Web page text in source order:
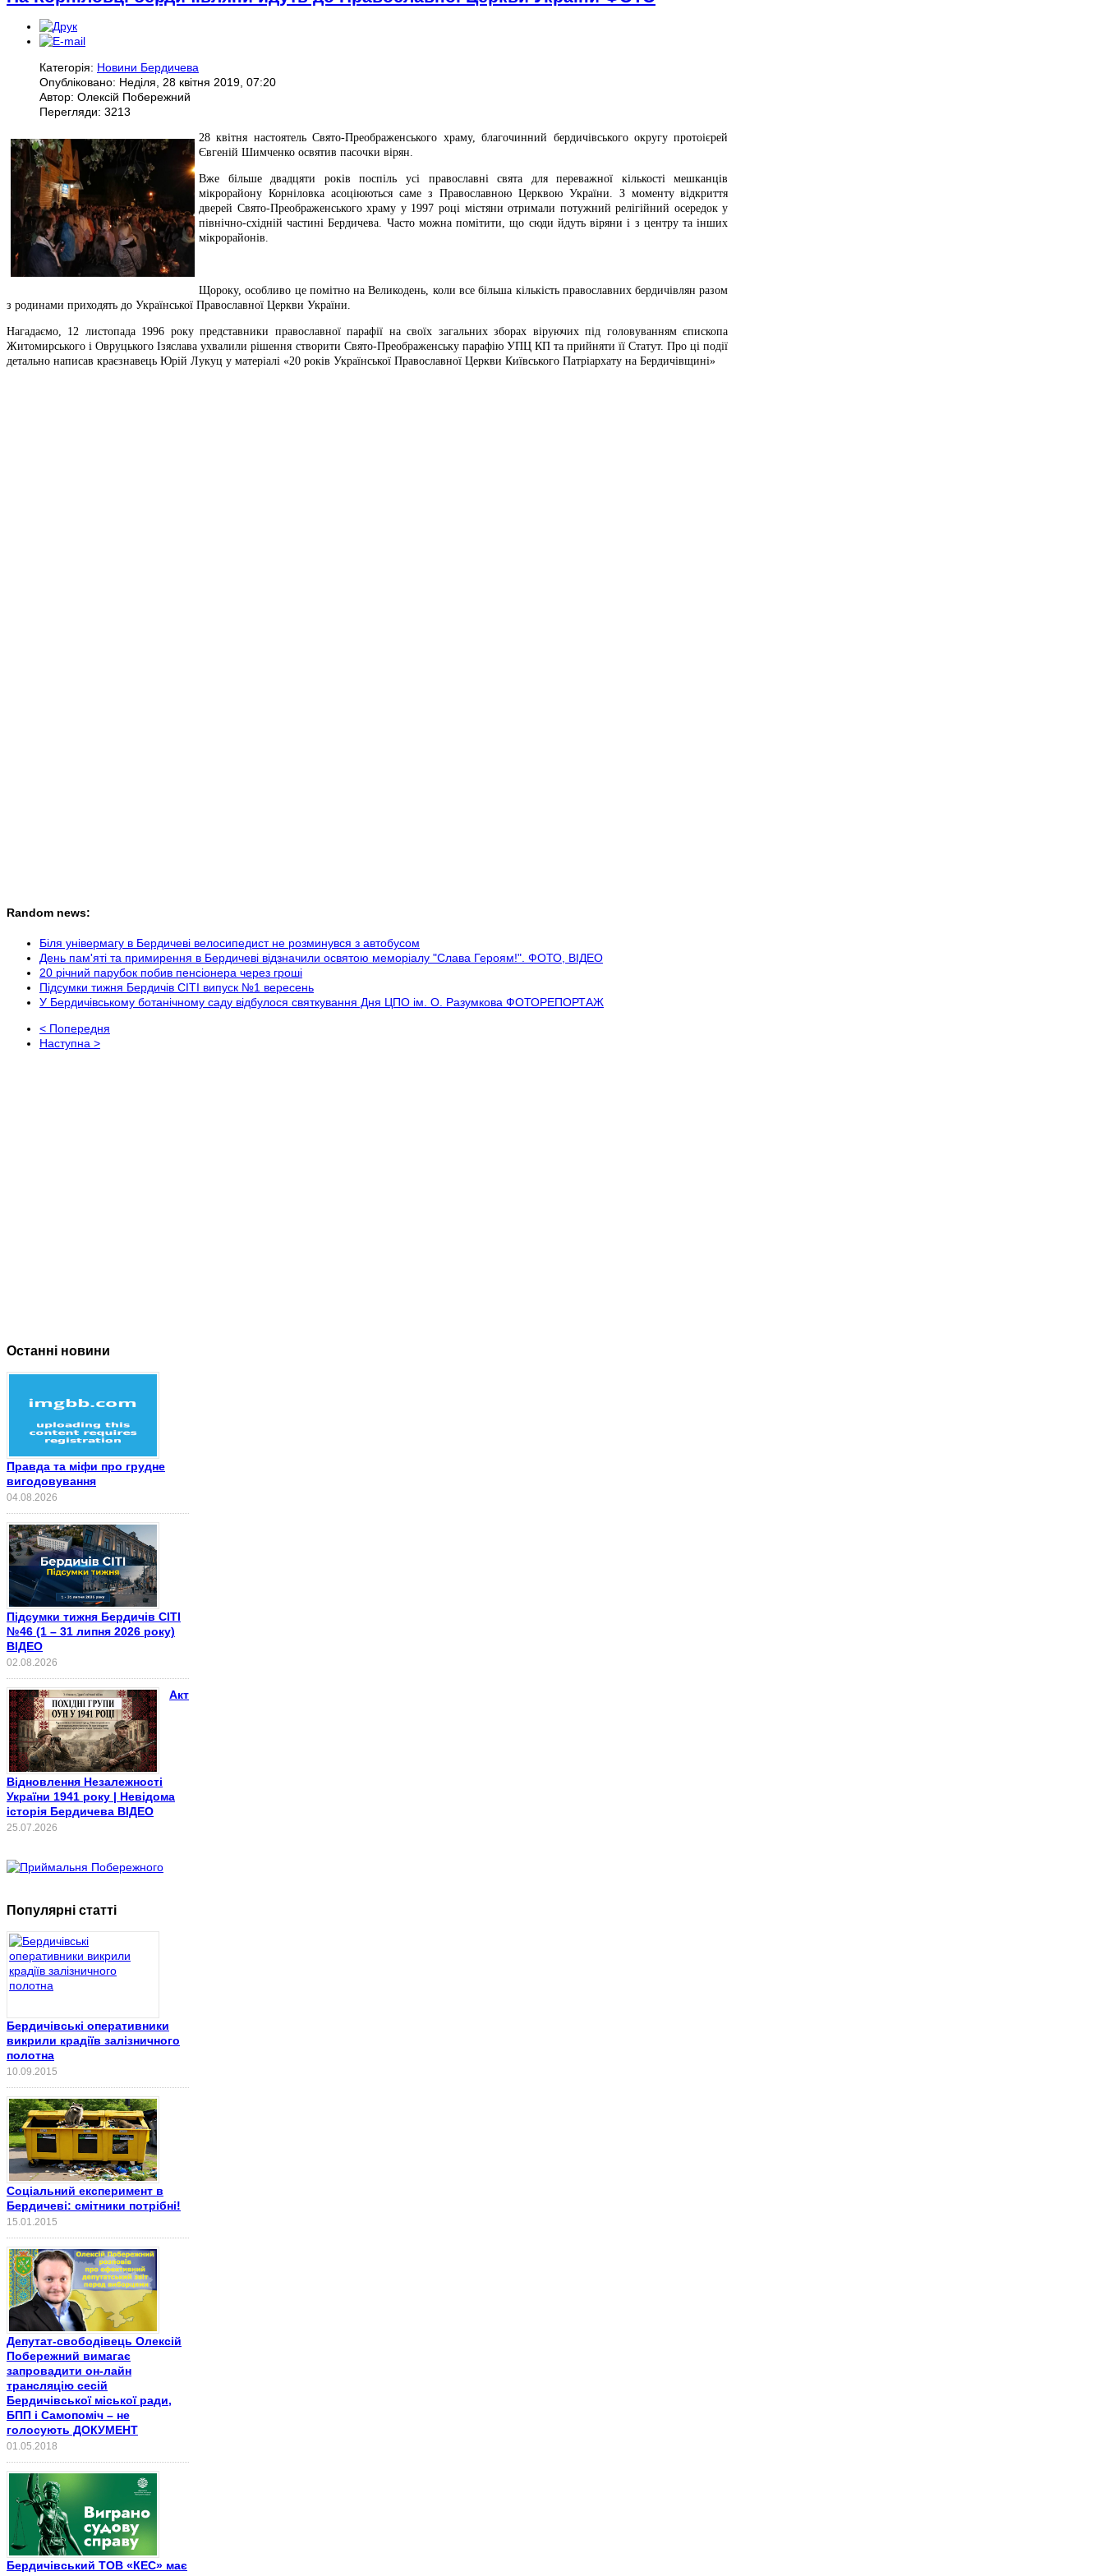
Категорія: Новини Бердичева
Опубліковано: Неділя, 28 квітня 2019, 07:20
Автор: Олексій Побережний
Перегляди: 3213
28 квітня настоятель Свято-Преображенського храму, благочинний бердичівського округу протоієрей
Євгеній Шимченко освятив пасочки вірян.
Вже більше двадцяти років поспіль усі православні свята для переважної кількості мешканців
мікрорайону Корніловка асоціюються саме з Православною Церквою України. З моменту відкриття
дверей Свято-Преображенського храму у 1997 році містяни отримали потужний релігійний осередок у
північно-східній частині Бердичева. Часто можна помітити, що сюди йдуть віряни і з центру та інших
мікрорайонів.
Щороку, особливо це помітно на Великодень, коли все більша кількість православних бердичівлян разом
з родинами приходять до Української Православної Церкви України.
Нагадаємо, 12 листопада 1996 року представники православної парафії на своїх загальних зборах віруючих під головуванням єпископа
Житомирського і Овруцького Ізяслава ухвалили рішення створити Свято-Преображенську парафію УПЦ КП та прийняти її Статут. Про ці події
детально написав краєзнавець Юрій Лукуц у матеріалі «20 років Української Православної Церкви Київського Патріархату на Бердичівщині»
Random news:
Біля універмагу в Бердичеві велосипедист не розминувся з автобусом
День пам'яті та примирення в Бердичеві відзначили освятою меморіалу "Слава Героям!". ФОТО, ВІДЕО
20 річний парубок побив пенсіонера через гроші
Підсумки тижня Бердичів СІТІ випуск №1 вересень
У Бердичівському ботанічному саду відбулося святкування Дня ЦПО ім. О. Разумкова ФОТОРЕПОРТАЖ
< Попередня
Наступна >
Останні новини
Правда та міфи про грудне
вигодовування
04.08.2026
Підсумки тижня Бердичів СІТІ
№46 (1 – 31 липня 2026 року)
ВІДЕО
02.08.2026
Акт
Відновлення Незалежності
України 1941 року | Невідома
історія Бердичева ВІДЕО
25.07.2026
Популярні статті
Бердичівські оперативники
викрили крадіїв залізничного
полотна
10.09.2015
Соціальний експеримент в
Бердичеві: смітники потрібні!
15.01.2015
Депутат-свободівець Олексій
Побережний вимагає
запровадити он-лайн
трансляцію сесій
Бердичівської міської ради,
БПП і Самопоміч – не
голосують ДОКУМЕНТ
01.05.2018
Бердичівський ТОВ «КЕС» має